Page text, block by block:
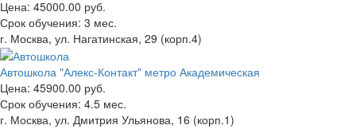
Цена: 45000.00 руб.
Срок обучения: 3 мес.
г. Москва, ул. Нагатинская, 29 (корп.4)
Автошкола "Алекс-Контакт" метро Академическая
Цена: 45900.00 руб.
Срок обучения: 4.5 мес.
г. Москва, ул. Дмитрия Ульянова, 16 (корп.1)